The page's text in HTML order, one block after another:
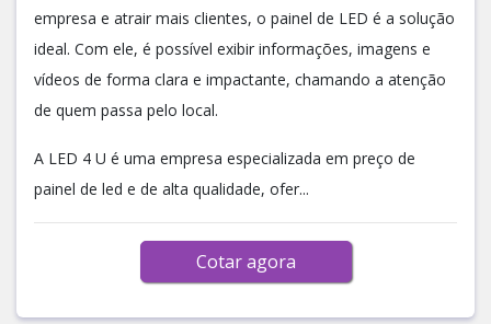
empresa e atrair mais clientes, o painel de LED é a solução
ideal. Com ele, é possível exibir informações, imagens e
vídeos de forma clara e impactante, chamando a atenção
de quem passa pelo local.
A LED 4 U é uma empresa especializada em preço de
painel de led e de alta qualidade, ofer...
Cotar agora